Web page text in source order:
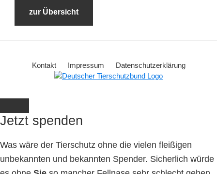
zur Übersicht
Kontakt Impressum Datenschutzerklärung
Jetzt spenden
Was wäre der Tierschutz ohne die vielen fleißigen
unbekannten und bekannten Spender. Sicherlich würde